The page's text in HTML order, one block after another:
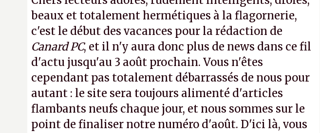
beaux et totalement hermétiques à la flagornerie,
c'est le début des vacances pour la rédaction de
Canard PC, et il n'y aura donc plus de news dans ce fil
d'actu jusqu'au 3 août prochain. Vous n'êtes
cependant pas totalement débarrassés de nous pour
autant : le site sera toujours alimenté d'articles
flambants neufs chaque jour, et nous sommes sur le
point de finaliser notre numéro d'août. D'ici là, vous